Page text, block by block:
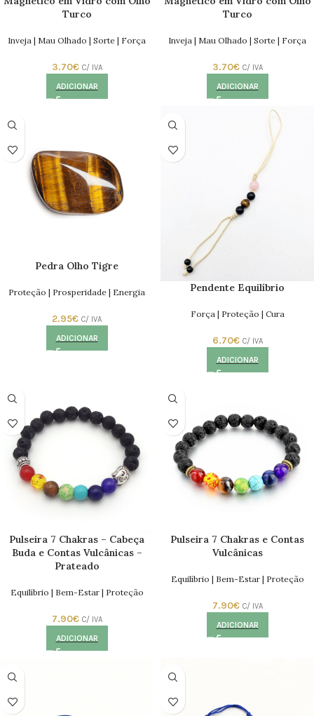
Turco
Inveja | Mau Olhado | Sorte | Força
3.70€ C/ IVA
ADICIONAR
Turco
Inveja | Mau Olhado | Sorte | Força
3.70€ C/ IVA
ADICIONAR
Pedra Olho Tigre
Proteção | Prosperidade | Energia
2.95€ C/ IVA
ADICIONAR
Pendente Equilíbrio
Força | Proteção | Cura
6.70€ C/ IVA
ADICIONAR
Pulseira 7 Chakras – Cabeça
Buda e Contas Vulcânicas –
Prateado
Equilíbrio | Bem-Estar | Proteção
7.90€ C/ IVA
ADICIONAR
Pulseira 7 Chakras e Contas
Vulcânicas
Equilíbrio | Bem-Estar | Proteção
7.90€ C/ IVA
ADICIONAR